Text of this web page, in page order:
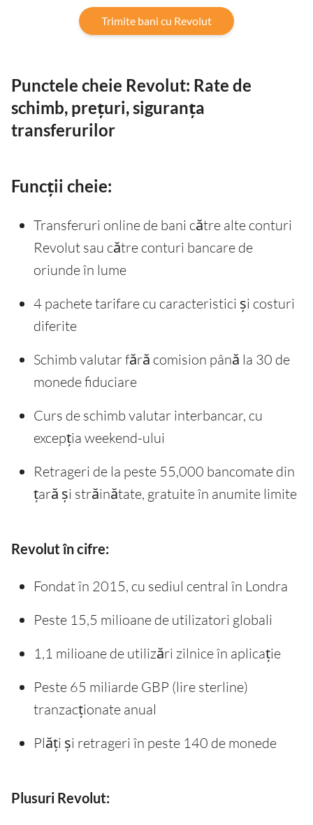
Trimite bani cu Revolut
Punctele cheie Revolut: Rate de
schimb, prețuri, siguranța
transferurilor
Funcții cheie:
Transferuri online de bani către alte conturi
Revolut sau către conturi bancare de
oriunde în lume
4 pachete tarifare cu caracteristici și costuri
diferite
Schimb valutar fără comision până la 30 de
monede fiduciare
Curs de schimb valutar interbancar, cu
excepția weekend-ului
Retrageri de la peste 55,000 bancomate din
țară și străinătate, gratuite în anumite limite
Revolut în cifre:
Fondat în 2015, cu sediul central în Londra
Peste 15,5 milioane de utilizatori globali
1,1 milioane de utilizări zilnice în aplicație
Peste 65 miliarde GBP (lire sterline)
tranzacționate anual
Plăți și retrageri în peste 140 de monede
Plusuri Revolut: